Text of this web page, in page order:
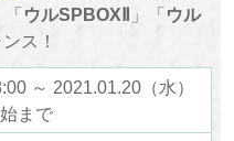
「ウルSPBOXⅡ 」「ウル
ス！
～ 2021.01.20（水）
始まで